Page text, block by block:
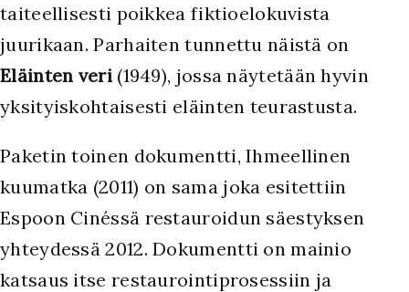
taiteellisesti poikkea fiktioelokuvista
juurikaan. Parhaiten tunnettu näistä on
Eläinten veri(1949), jossa näytetään hyvin
yksityiskohtaisesti eläinten teurastusta.
Paketin toinen dokumentti, Ihmeellinen
kuumatka (2011) on sama joka esitettiin
Espoon Cinéssä restauroidun säestyksen
yhteydessä 2012. Dokumentti on mainio
katsaus itse restaurointiprosessiin ja